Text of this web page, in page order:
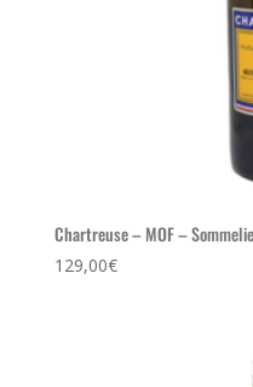
Chartreuse – MOF –
129,00€